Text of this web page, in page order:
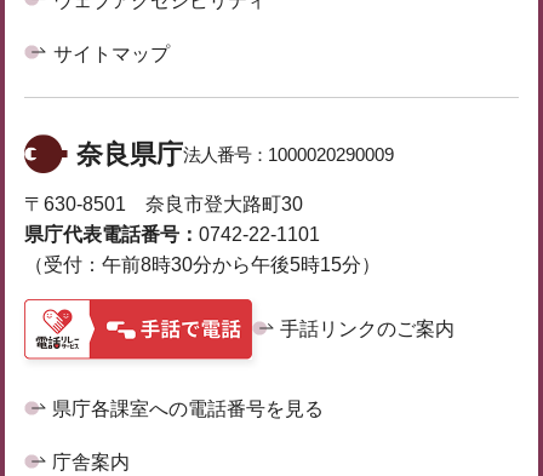
サイトマップ
奈良県庁法人番号： 1000020290009
〒630-8501 奈良市登大路町30
県庁代表電話番号： 0742-22-1101
（受付：午前8時30分から午後5時15分）
手話リンクのご案内
県庁各課室への電話番号を見る
庁舎案内